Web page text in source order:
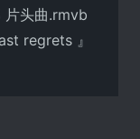
片头曲.rmvb
regrets 』